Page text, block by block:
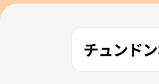
チュンド